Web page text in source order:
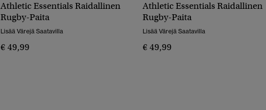
Athletic Essentials Raidallinen
Rugby-Paita
Lisää Värejä Saatavilla
€ 49,99
Athletic Essentials Raidallinen
Rugby-Paita
Lisää Värejä Saatavilla
€ 49,99